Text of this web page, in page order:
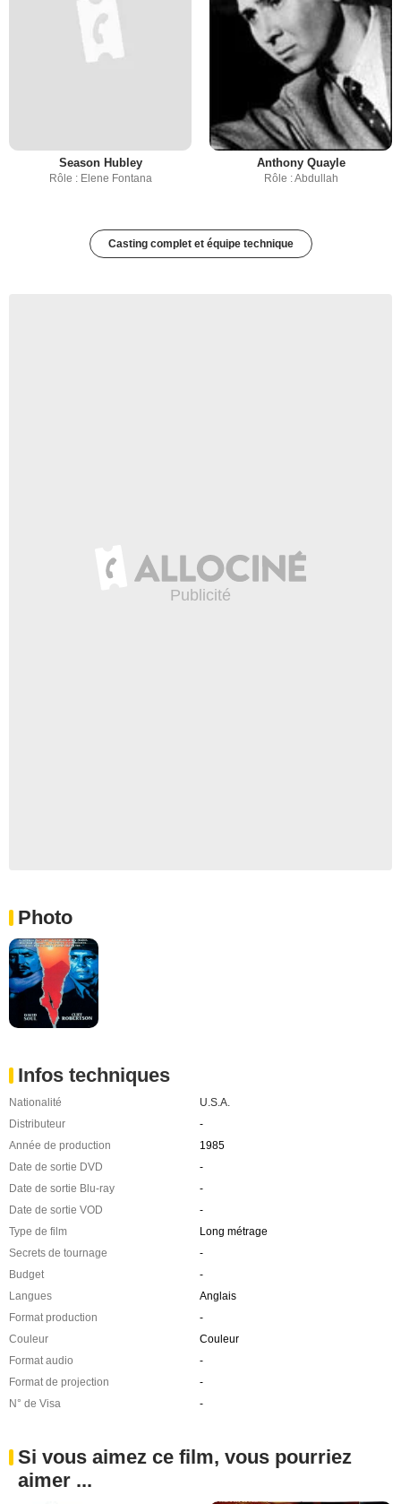
Season Hubley
Rôle : Elene Fontana
Anthony Quayle
Rôle : Abdullah
Casting complet et équipe technique
Photo
Infos techniques
Nationalité
U.S.A.
Distributeur
-
Année de production
1985
Date de sortie DVD
-
Date de sortie Blu-ray
-
Date de sortie VOD
-
Type de film
Long métrage
Secrets de tournage
-
Budget
-
Langues
Anglais
Format production
-
Couleur
Couleur
Format audio
-
Format de projection
-
N° de Visa
-
Si vous aimez ce film, vous pourriez
aimer ...